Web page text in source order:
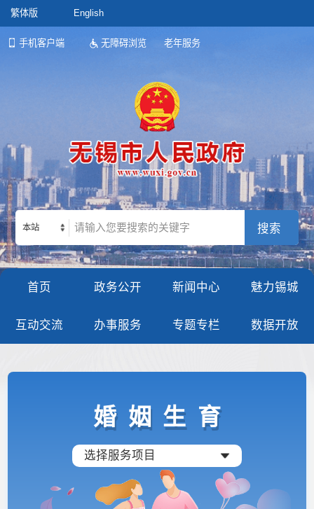
繁体版 English
手机客户端 无障碍浏览 老年服务
本站
首页 政务公开 新闻中心 魅力锡城
互动交流 办事服务 专题专栏 数据开放
婚姻生育
选择服务项目